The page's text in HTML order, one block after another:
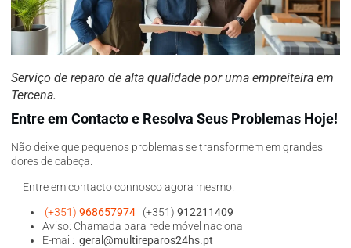
Serviço de reparo de alta qualidade por uma empreiteira em
Tercena.
Entre em Contacto e Resolva Seus Problemas Hoje!
Não deixe que pequenos problemas se transformem em grandes
dores de cabeça.
Entre em contacto connosco agora mesmo!
(+351) 968657974 | (+351) 912211409
Aviso: Chamada para rede móvel nacional
E-mail: geral@multireparos24hs.pt